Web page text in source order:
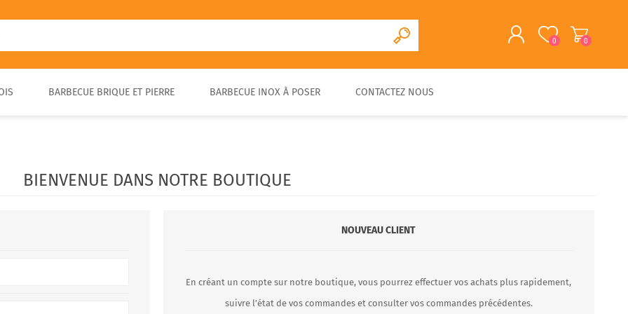
S'ENREGISTRER
0 0
BRASA
PIZZA EXTÉRIEUR
BARBECUE BRIQUE ET PIERRE BARBECUE INOX À POSER CONTACTEZ NOUS
BIENVENUE DANS NOTRE BOUTIQUE
NOUVEAU CLIENT
En créant un compte sur notre boutique, vous pourrez effectuer vos achats plus rapidement,
suivre l’état de vos commandes et consulter vos commandes précédentes.